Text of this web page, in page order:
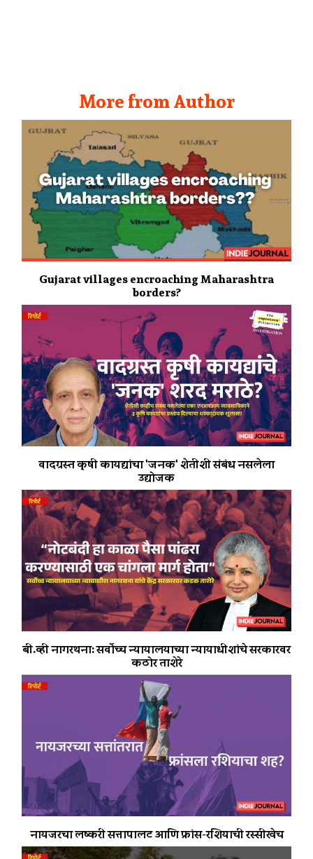
More from Author
Gujarat villages encroaching Maharashtra
borders?
वादग्रस्त कृषी कायद्यांचा 'जनक' शेतीशी संबंध नसलेला
उद्योजक
बी.व्ही नागरथना: सर्वोच्च न्यायालयाच्या न्यायाधीशांचे सरकारवर
कठोर ताशेरे
नायजरचा लष्करी सत्तापालट आणि फ्रांस-रशियाची रस्सीखेच